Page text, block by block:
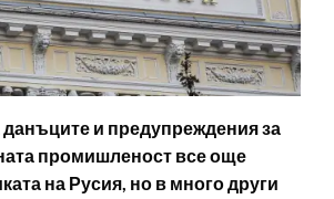
и предупреждения за
промишленост все още
на Русия, но в много други